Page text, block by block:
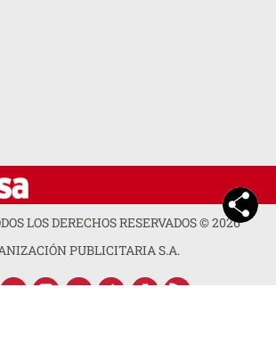
LOS DERECHOS RESERVADOS ©2026
PUBLICITARIA S.A.